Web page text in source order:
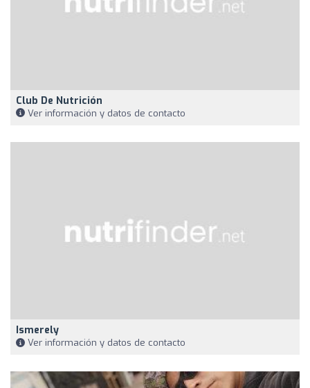
Club De Nutrición
Ver información y datos de contacto
Ismerely
Ver información y datos de contacto